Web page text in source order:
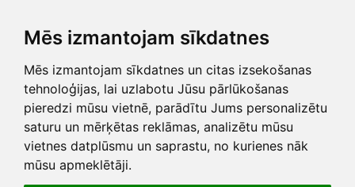
Mēs izmantojam sīkdatnes
Mēs izmantojam sīkdatnes un citas izsekošanas
tehnoloģijas, lai uzlabotu Jūsu pārlūkošanas
pieredzi mūsu vietnē, parādītu Jums personalizētu
saturu un mērķētas reklāmas, analizētu mūsu
vietnes datplūsmu un saprastu, no kurienes nāk
mūsu apmeklētāji.